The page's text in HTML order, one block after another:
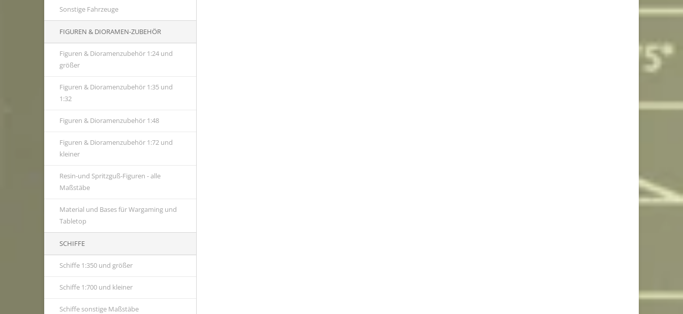
Sonstige Fahrzeuge
FIGUREN & DIORAMEN-ZUBEHÖR
Figuren & Dioramenzubehör 1:24 und
größer
Figuren & Dioramenzubehör 1:35 und
1:32
Figuren & Dioramenzubehör 1:48
Figuren & Dioramenzubehör 1:72 und
kleiner
Resin-und Spritzguß-Figuren - alle
Maßstäbe
Material und Bases für Wargaming und
Tabletop
SCHIFFE
Schiffe 1:350 und größer
Schiffe 1:700 und kleiner
Schiffe sonstige Maßstäbe